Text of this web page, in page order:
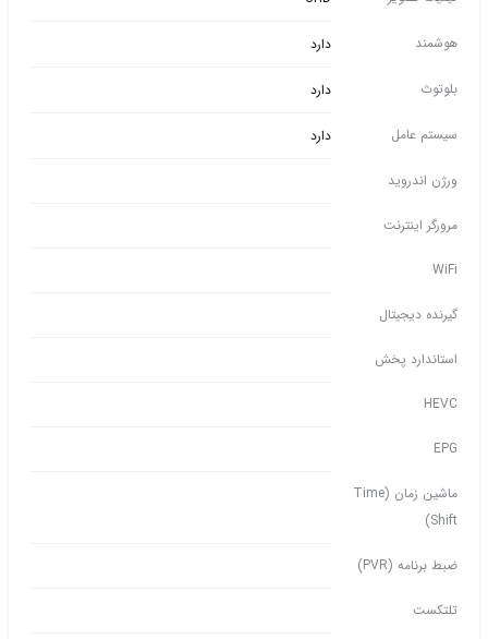
هوشمند دارد
بلوتوث دارد
سیستم عامل دارد
ورژن اندروید
مرورگر اینترنت
WiFi
گیرنده دیجیتال
استاندارد پخش
HEVC
EPG
ماشین زمان (Time
Shift)
ضبط برنامه (PVR)
تلتکست